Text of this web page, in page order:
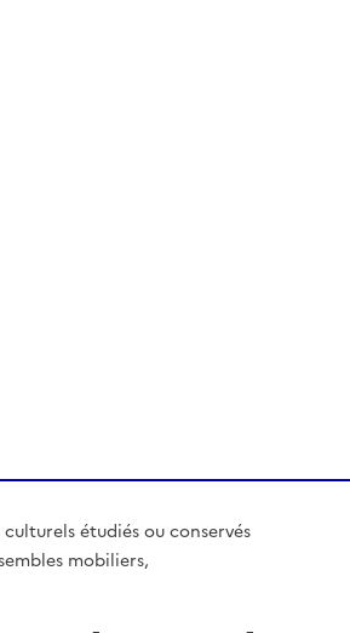
étudiés ou conservés
mobiliers,